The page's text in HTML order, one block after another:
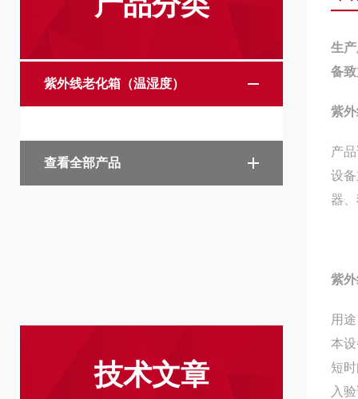
紫外线老化箱（温湿度）
查看全部产品
技术文章
生
备
紫
产
设
器
紫
用途
本
短
入